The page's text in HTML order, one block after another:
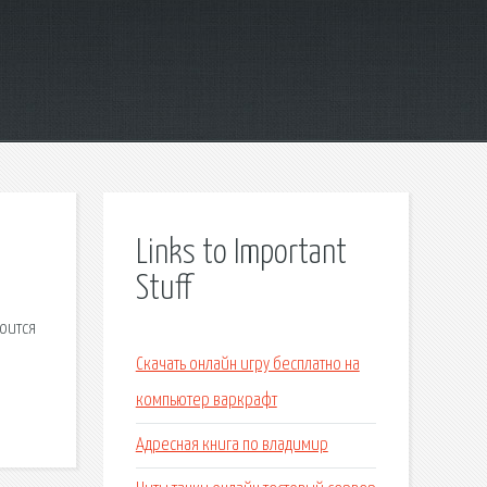
Links to Important
Stuff
Скачать онлайн игру бесплатно на
компьютер варкрафт
Адресная книга по владимир